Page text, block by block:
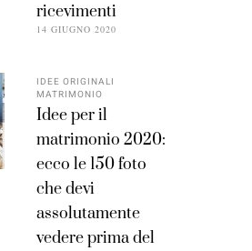
ricevimenti
14 GIUGNO 2020
IDEE ORIGINALI
MATRIMONIO
Idee per il
matrimonio 2020:
ecco le 150 foto
che devi
assolutamente
vedere prima del